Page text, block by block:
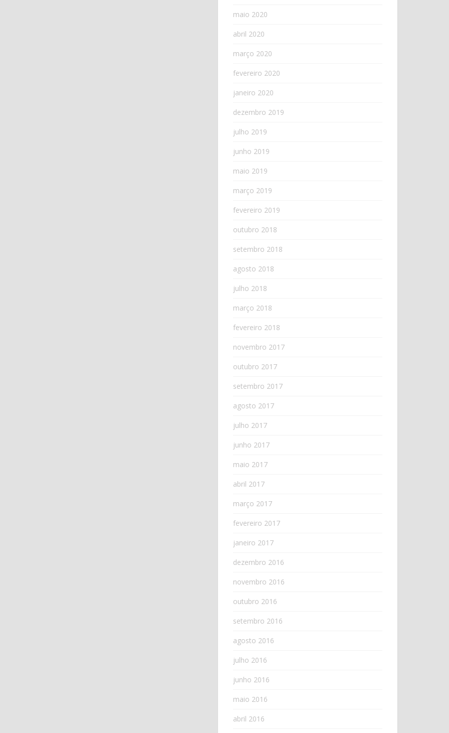
maio 2020
abril 2020
março 2020
fevereiro 2020
janeiro 2020
dezembro 2019
julho 2019
junho 2019
maio 2019
março 2019
fevereiro 2019
outubro 2018
setembro 2018
agosto 2018
julho 2018
março 2018
fevereiro 2018
novembro 2017
outubro 2017
setembro 2017
agosto 2017
julho 2017
junho 2017
maio 2017
abril 2017
março 2017
fevereiro 2017
janeiro 2017
dezembro 2016
novembro 2016
outubro 2016
setembro 2016
agosto 2016
julho 2016
junho 2016
maio 2016
abril 2016